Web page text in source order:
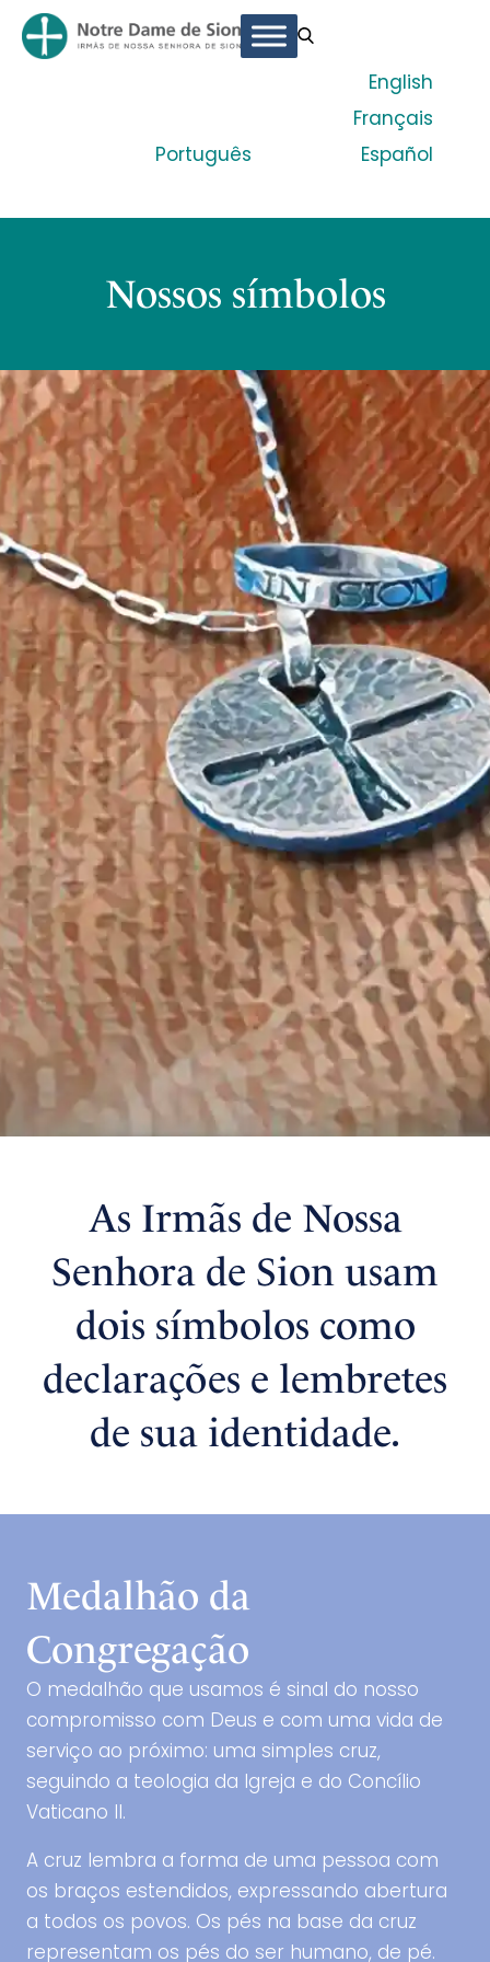
Português
English
Français
Español
Nossos símbolos
As Irmãs de Nossa
Senhora de Sion usam
dois símbolos como
declarações e lembretes
de sua identidade.
Medalhão da
Congregação
O medalhão que usamos é sinal do nosso
compromisso com Deus e com uma vida de
serviço ao próximo: uma simples cruz,
seguindo a teologia da Igreja e do Concílio
Vaticano II.
A cruz lembra a forma de uma pessoa com
os braços estendidos, expressando abertura
a todos os povos. Os pés na base da cruz
representam os pés do ser humano, de pé.